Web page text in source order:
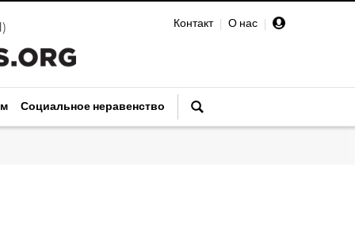
Контакт | О нас |
)
Социальное неравенство